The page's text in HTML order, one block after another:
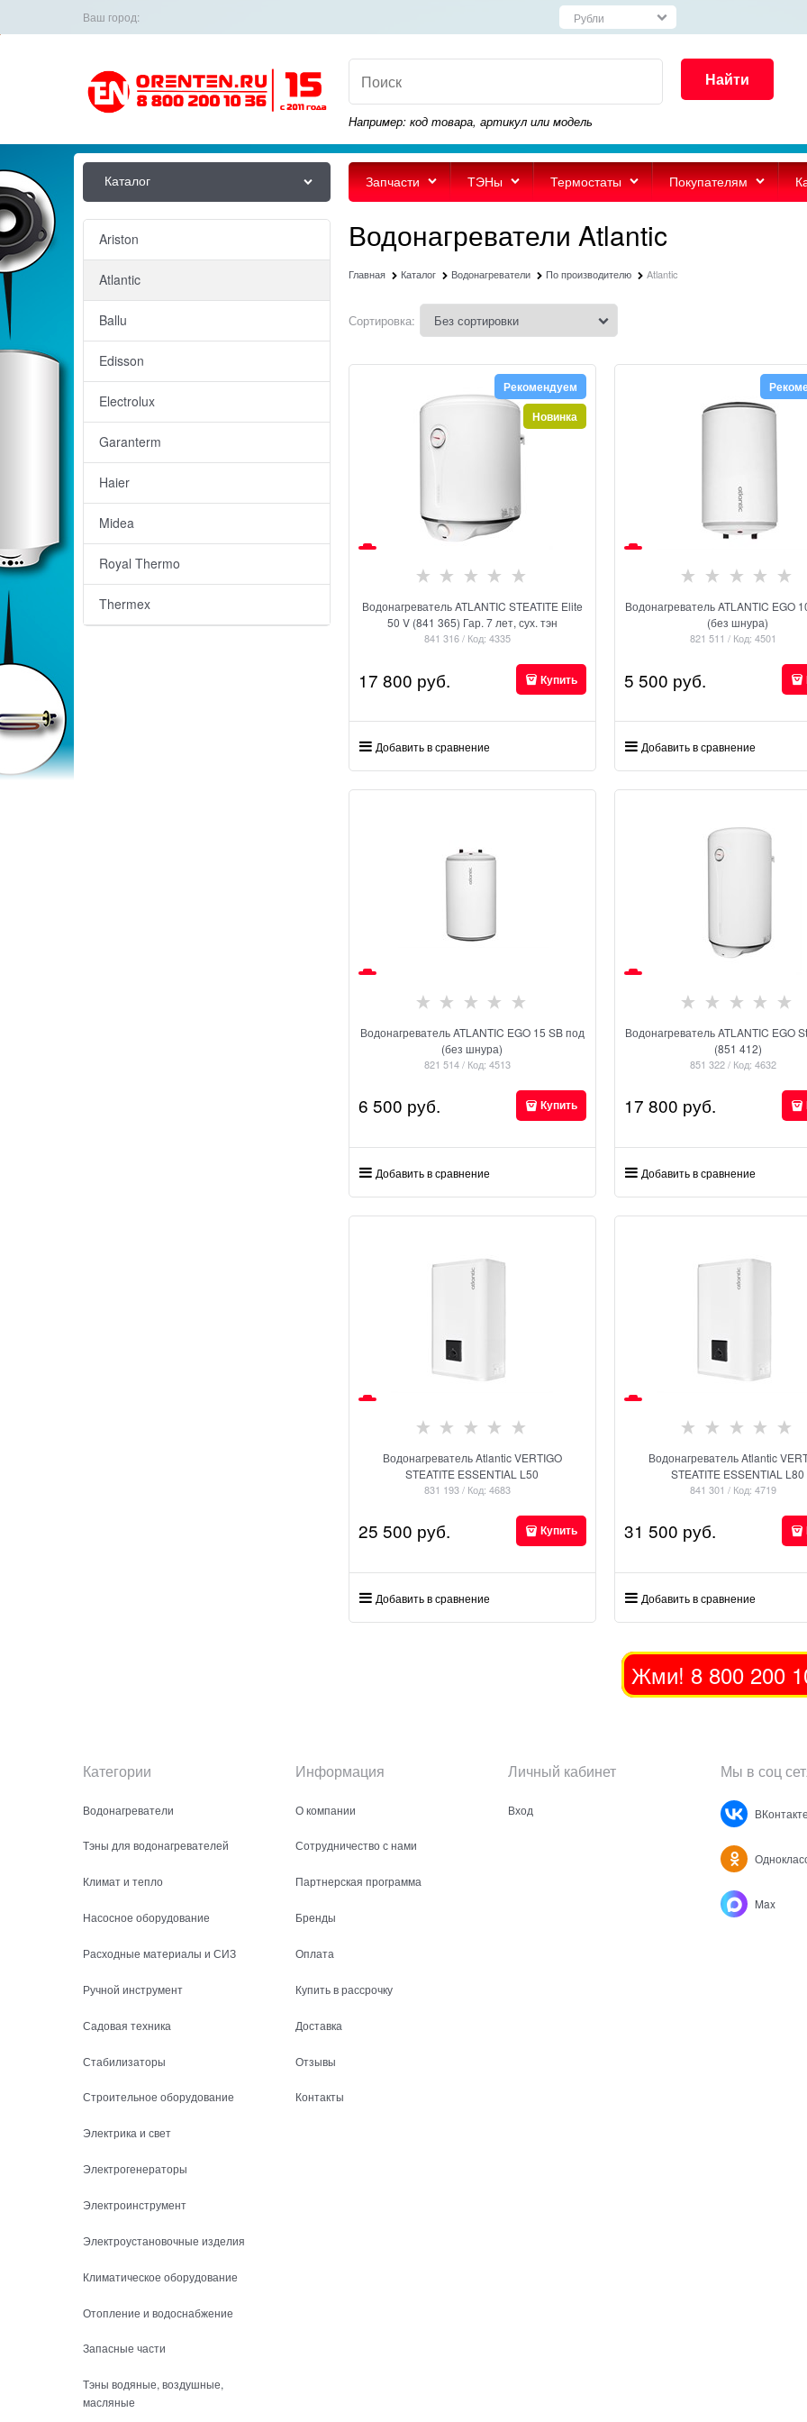
Ваш город:
Найти
Например: код товара, артикул или модель
Каталог Запчасти ТЭНы Термостаты Покупателям
Ariston
Atlantic
Ballu
Edisson
Electrolux
Garanterm
Haier
Midea
Royal Thermo
Thermex
Водонагреватели Atlantic
Главная Каталог Водонагреватели По производителю Atlantic
Сортировка:
Водонагреватель ATLANTIC STEATITE Elite
50 V (841 365) Гар. 7 лет, сух. тэн
841 316 / Код: 4335
Рекомендуем
Новинка
17 800 руб. Купить
Добавить в сравнение
Водонагреватель ATLANTIC EGO
(без шнура)
821 511 / Код: 4501
5 500 руб.
Добавить в сравнение
Водонагреватель ATLANTIC EGO 15 SB под
(без шнура)
821 514 / Код: 4513
6 500 руб. Купить
Добавить в сравнение
Водонагреватель ATLANTIC EGO
(851 412)
851 322 / Код: 4632
17 800 руб.
Добавить в сравнение
Водонагреватель Atlantic VERTIGO
STEATITE ESSENTIAL L50
831 193 / Код: 4683
25 500 руб. Купить
Добавить в сравнение
Водонагреватель Atlantic
STEATITE ESSENTIAL L80
841 301 / Код: 4719
31 500 руб.
Добавить в сравнение
Жми! 8 800 200
Категории
Водонагреватели
Тэны для водонагревателей
Климат и тепло
Насосное оборудование
Расходные материалы и СИЗ
Ручной инструмент
Садовая техника
Стабилизаторы
Строительное оборудование
Электрика и свет
Электрогенераторы
Электроинструмент
Электроустановочные изделия
Климатическое оборудование
Отопление и водоснабжение
Запасные части
Тэны водяные, воздушные,
масляные
Информация
О компании
Сотрудничество с нами
Партнерская программа
Бренды
Оплата
Купить в рассрочку
Доставка
Отзывы
Контакты
Личный кабинет
Вход
Мы в соц
ВКонтакте
Max